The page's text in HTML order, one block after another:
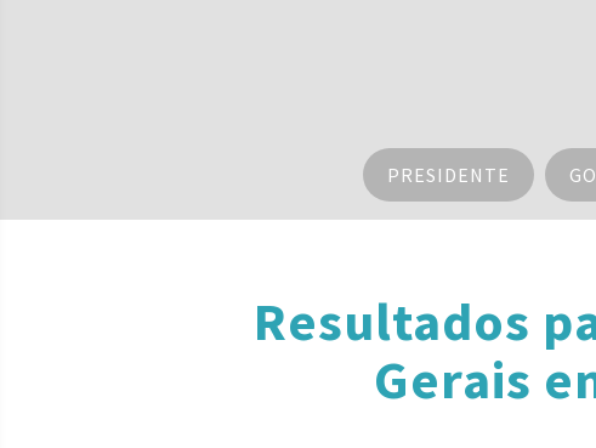
PRESIDENTE
Resultados
Gerais